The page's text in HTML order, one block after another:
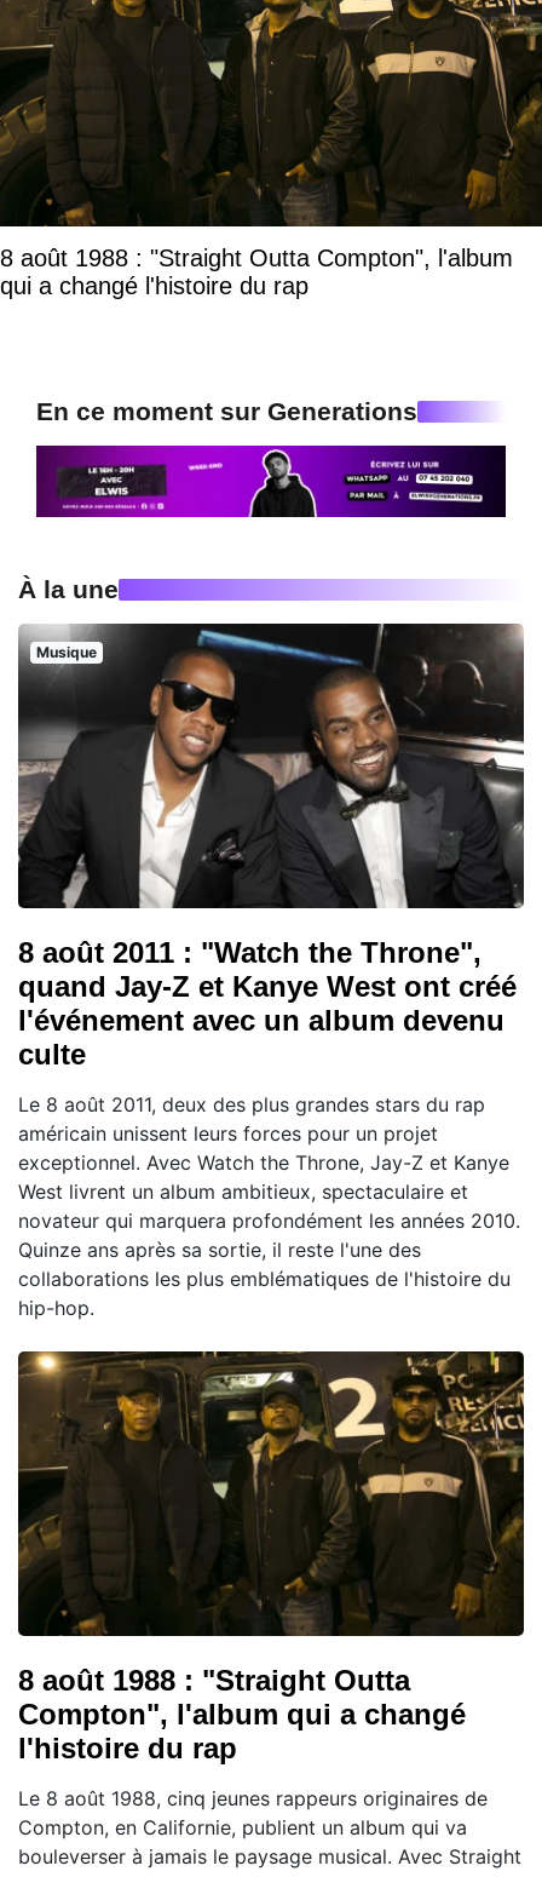
8 août 1988 : "Straight Outta Compton", l'album
qui a changé l'histoire du rap
En ce moment sur Generations
À la une
Musique
8 août 2011 : "Watch the Throne",
quand Jay-Z et Kanye West ont créé
l'événement avec un album devenu
culte
Le 8 août 2011, deux des plus grandes stars du rap
américain unissent leurs forces pour un projet
exceptionnel. Avec Watch the Throne, Jay-Z et Kanye
West livrent un album ambitieux, spectaculaire et
novateur qui marquera profondément les années 2010.
Quinze ans après sa sortie, il reste l'une des
collaborations les plus emblématiques de l'histoire du
hip-hop.
8 août 1988 : "Straight Outta
Compton", l'album qui a changé
l'histoire du rap
Le 8 août 1988, cinq jeunes rappeurs originaires de
Compton, en Californie, publient un album qui va
bouleverser à jamais le paysage musical. Avec Straight